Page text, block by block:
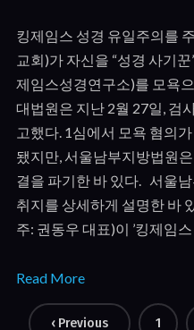
킹제임스 성경 유일주의를
교회)가 자신을 “성경 사기
제임스성경연구소)를 모욕
대법원은 지난 2월 27일, 검
고했다. 1심에서 모욕 혐의
됐지만, 서울남부지방법원
결을 파기한 바 있다. 서울
취지를 상세하게 설명한 바
주: 권동우 대표)이 ’킹제임
Read More
‹ Previous 1